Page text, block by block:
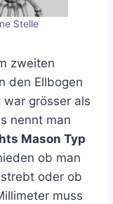
Stelle
zweiten
den Ellbogen
grösser als
nennt man
Mason Typ
ob man
oder ob
muss